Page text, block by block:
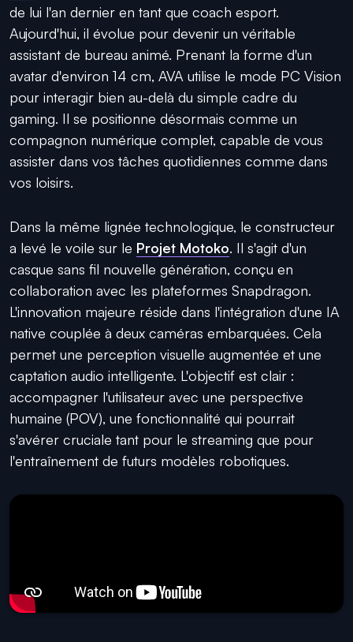
de lui l'an dernier en tant que coach esport.
Aujourd'hui, il évolue pour devenir un véritable
assistant de bureau animé. Prenant la forme d'un
avatar d'environ 14 cm, AVA utilise le mode PC Vision
pour interagir bien au-delà du simple cadre du
gaming. Il se positionne désormais comme un
compagnon numérique complet, capable de vous
assister dans vos tâches quotidiennes comme dans
vos loisirs.
Dans la même lignée technologique, le constructeur
a levé le voile sur le Projet Motoko. Il s'agit d'un
casque sans fil nouvelle génération, conçu en
collaboration avec les plateformes Snapdragon.
L'innovation majeure réside dans l'intégration d'une IA
native couplée à deux caméras embarquées. Cela
permet une perception visuelle augmentée et une
captation audio intelligente. L'objectif est clair :
accompagner l'utilisateur avec une perspective
humaine (POV), une fonctionnalité qui pourrait
s'avérer cruciale tant pour le streaming que pour
l'entraînement de futurs modèles robotiques.